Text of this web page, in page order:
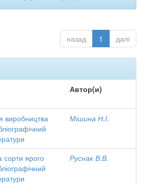
назад 1 далі
Автор(и)
виробництва
Мішина Н.І.
сорти ярого
Руснак В.В.